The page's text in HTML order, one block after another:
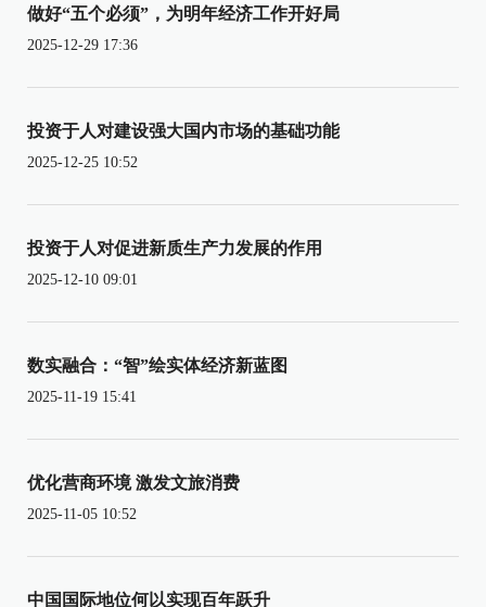
做好“五个必须”，为明年经济工作开好局
2025-12-29 17:36
投资于人对建设强大国内市场的基础功能
2025-12-25 10:52
投资于人对促进新质生产力发展的作用
2025-12-10 09:01
数实融合：“智”绘实体经济新蓝图
2025-11-19 15:41
优化营商环境 激发文旅消费
2025-11-05 10:52
中国国际地位何以实现百年跃升